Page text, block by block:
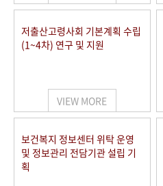
저출산고령사회 기본계획 수립
(1~4차) 연구 및 지원
VIEW MORE
보건복지 정보센터 위탁 운영
및 정보관리 전담기관 설립 기
획